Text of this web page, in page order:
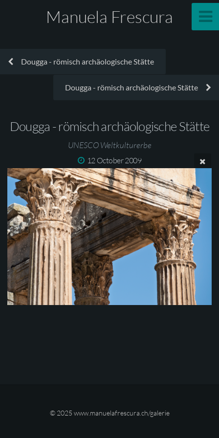
Manuela Frescura
Dougga - römisch archäologische Stätte
Dougga - römisch archäologische Stätte
Dougga - römisch archäologische Stätte
UNESCO Weltkulturerbe
12 October 2009
© 2025 www.manuelafrescura.ch/galerie